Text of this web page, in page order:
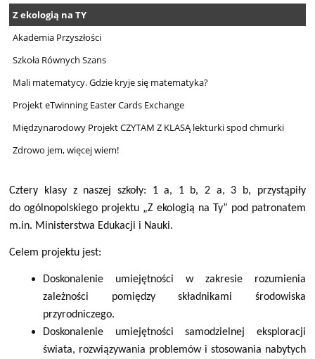
Z ekologią na TY
Akademia Przyszłości
Szkoła Równych Szans
Mali matematycy. Gdzie kryje się matematyka?
Projekt eTwinning Easter Cards Exchange
Międzynarodowy Projekt CZYTAM Z KLASĄ lekturki spod chmurki
Zdrowo jem, więcej wiem!
Cztery klasy z naszej szkoły: 1 a, 1 b, 2 a, 3 b, przystąpiły
do ogólnopolskiego projektu „Z ekologią na Ty” pod patronatem
m.in. Ministerstwa Edukacji i Nauki.
Celem projektu jest:
Doskonalenie umiejętności w zakresie rozumienia
zależności pomiędzy składnikami środowiska
przyrodniczego.
Doskonalenie umiejętności samodzielnej eksploracji
świata, rozwiązywania problemów i stosowania nabytych